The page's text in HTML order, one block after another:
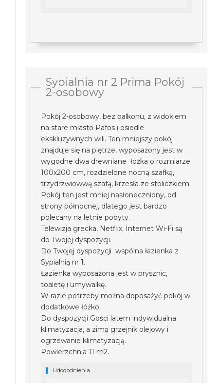
Sypialnia nr 2 Prima Pokój
2-osobowy
Pokój 2-osobowy, bez balkonu, z widokiem
na stare miasto Pafos i osiedle
ekskluzywnych wili. Ten mniejszy pokój
znajduje się na piętrze, wyposażony jest w
wygodne dwa drewniane łóżka o rozmiarze
100x200 cm, rozdzielone nocną szafką,
trzydrzwiowwą szafą, krzesła ze stoliczkiem.
Pokój ten jest mniej nasłoneczniony, od
strony północnej, dlatego jest bardzo
polecany na letnie pobyty.
Telewizja grecka, Netflix, Internet Wi-Fi są
do Twojej dyspozycji.
Do Twojej dyspozycji wspólna łazienka z
Sypialnią nr 1.
Łazienka wyposażona jest w prysznic,
toaletę i umywalkę.
W razie potrzeby można doposażyć pokój w
dodatkowe łóżko.
Do dyspozycji Gości latem indywidualna
klimatyzacja, a zimą grzejnik olejowy i
ogrzewanie klimatyzacją.
Powierzchnia 11 m2.
Udogodnienia